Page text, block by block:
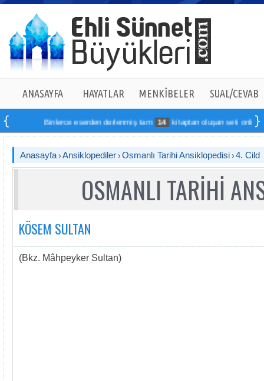
ANASAYFA HAYATLAR MENKÎBELER SUAL/CEVAB
Binlerce eserden derlenmiş tam 14 kitaptan oluşan seti online
Anasayfa Ansiklopediler Osmanlı Tarihi Ansiklopedisi 4. Cild
OSMANLI TARİHİ
KÖSEM SULTAN
(Bkz. Mâhpeyker Sultan)